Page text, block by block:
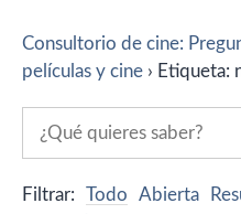
Consultorio de cine:
películas y cine › Etiqueta:
Filtrar: Todo Abierta